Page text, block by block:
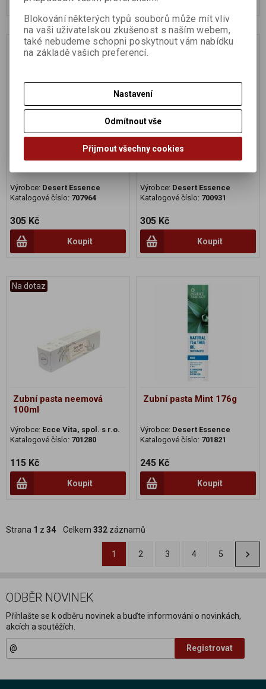
Na dotaz
Zubní pasta Prebiotic
Výrobce: Desert Essence
Katalogové číslo: 707964
305 Kč
Koupit
Zubní pasta Neem-
Výrobce: Desert Essence
Katalogové číslo: 700931
305 Kč
Koupit
Na dotaz
Zubní pasta neemová
100ml
Výrobce: Ecce Vita, spol. s r.o.
Katalogové číslo: 701280
115 Kč
Koupit
Zubní pasta Mint 176g
Výrobce: Desert Essence
Katalogové číslo: 701821
245 Kč
Koupit
Strana 1 z 34 Celkem 332 záznamů
1 2 3 4 5
ODBĚR NOVINEK
Přihlašte se k odběru novinek a buďte informováni o novinkách,
akcích a soutěžích.
Registrovat
Blokování některých typů souborů může mít vliv
na vaši uživatelskou zkušenost s naším webem,
také nebudeme schopni poskytnout vám nabídku
na základě vašich preferencí.
Nastavení
Odmítnout vše
Přijmout všechny cookies